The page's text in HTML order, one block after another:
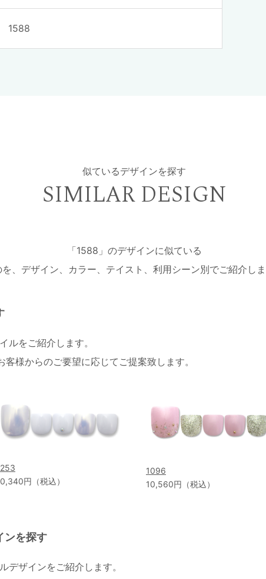
1588
似ているデザインを探す
SIMILAR DESIGN
「1588」のデザインに似ている
を、デザイン、カラー、テイスト、利用シーン別でご紹介し
ルをご紹介します。
様からのご要望に応じてご提案致します。
円（税込）
1096
10,560円（税込）
ンを探す
デザインをご紹介します。